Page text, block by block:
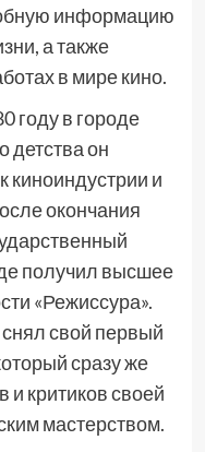
информацию
а также
в мире кино.
году в городе
детства он
киноиндустрии и
окончания
получил высшее
«Режиссура».
свой первый
сразу же
и критиков своей
мастерством.